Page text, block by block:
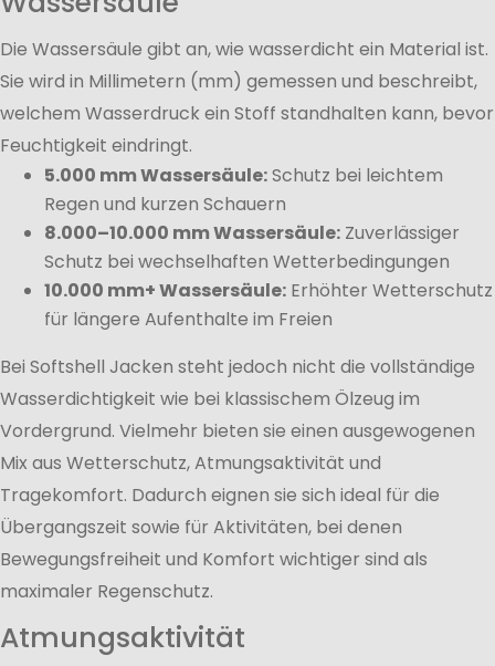
Die Wassersäule gibt an, wie wasserdicht ein Material ist.
Sie wird in Millimetern (mm) gemessen und beschreibt,
welchem Wasserdruck ein Stoff standhalten kann, bevor
Feuchtigkeit eindringt.
5.000 mm Wassersäule:Schutz bei leichtem
Regen und kurzen Schauern
8.000–10.000 mm Wassersäule: Zuverlässiger
Schutz bei wechselhaften Wetterbedingungen
10.000 mm+ Wassersäule: Erhöhter Wetterschutz
für längere Aufenthalte im Freien
Bei Softshell Jacken steht jedoch nicht die vollständige
Wasserdichtigkeit wie bei klassischem Ölzeug im
Vordergrund. Vielmehr bieten sie einen ausgewogenen
Mix aus Wetterschutz, Atmungsaktivität und
Tragekomfort. Dadurch eignen sie sich ideal für die
Übergangszeit sowie für Aktivitäten, bei denen
Bewegungsfreiheit und Komfort wichtiger sind als
maximaler Regenschutz.
Atmungsaktivität